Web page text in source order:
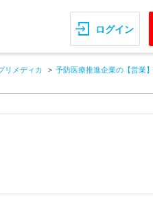
ログイン
リメディカ 予防医療推進企業の【営業